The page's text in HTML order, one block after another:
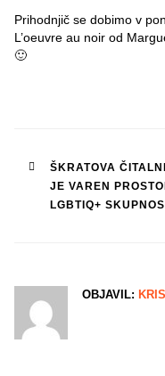
Prihodnjič se dobimo v
L’oeuvre au noir od
🙂
Post
navigation
ŠKRATOVA
JE VAREN
LGBTIQ+
OBJAVIL: